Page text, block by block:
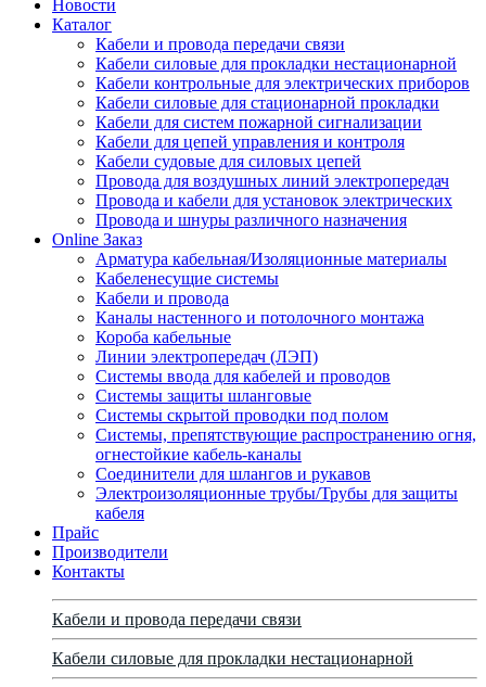
Новости
Каталог
Кабели и провода передачи связи
Кабели силовые для прокладки нестационарной
Кабели контрольные для электрических приборов
Кабели силовые для стационарной прокладки
Кабели для систем пожарной сигнализации
Кабели для цепей управления и контроля
Кабели судовые для силовых цепей
Провода для воздушных линий электропередач
Провода и кабели для установок электрических
Провода и шнуры различного назначения
Online Заказ
Арматура кабельная/Изоляционные материалы
Кабеленесущие системы
Кабели и провода
Каналы настенного и потолочного монтажа
Короба кабельные
Линии электропередач (ЛЭП)
Системы ввода для кабелей и проводов
Системы защиты шланговые
Системы скрытой проводки под полом
Системы, препятствующие распространению огня,
огнестойкие кабель-каналы
Соединители для шлангов и рукавов
Электроизоляционные трубы/Трубы для защиты
кабеля
Прайс
Производители
Контакты
Кабели и провода передачи связи
Кабели силовые для прокладки нестационарной